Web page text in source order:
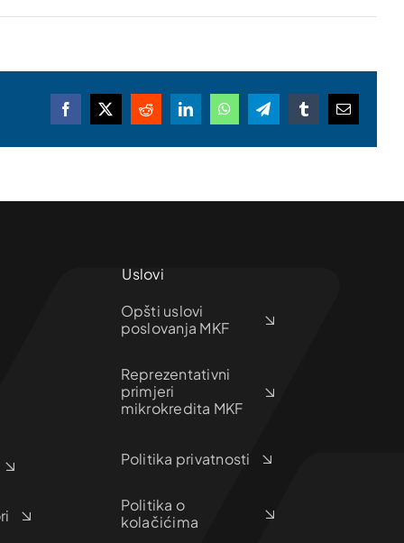
Facebook
X RedditLinkedInWhatsAppTelegramTumblrEmail
Uslovi
Opšti uslovi
poslovanja MKF
Reprezentativni
primjeri
mikrokredita MKF
Politika privatnosti
Politika o
kolačićima